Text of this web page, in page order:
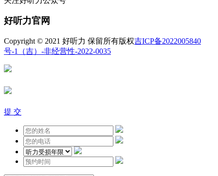
好听力官网
Copyright © 2021 好听力 保留所有版权吉ICP备2022005840
号-1
（吉）-非经营性-2022-0035
提 交